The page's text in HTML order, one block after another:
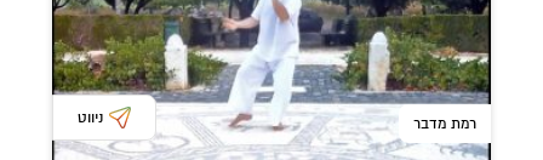
רמת מדבר ניווט